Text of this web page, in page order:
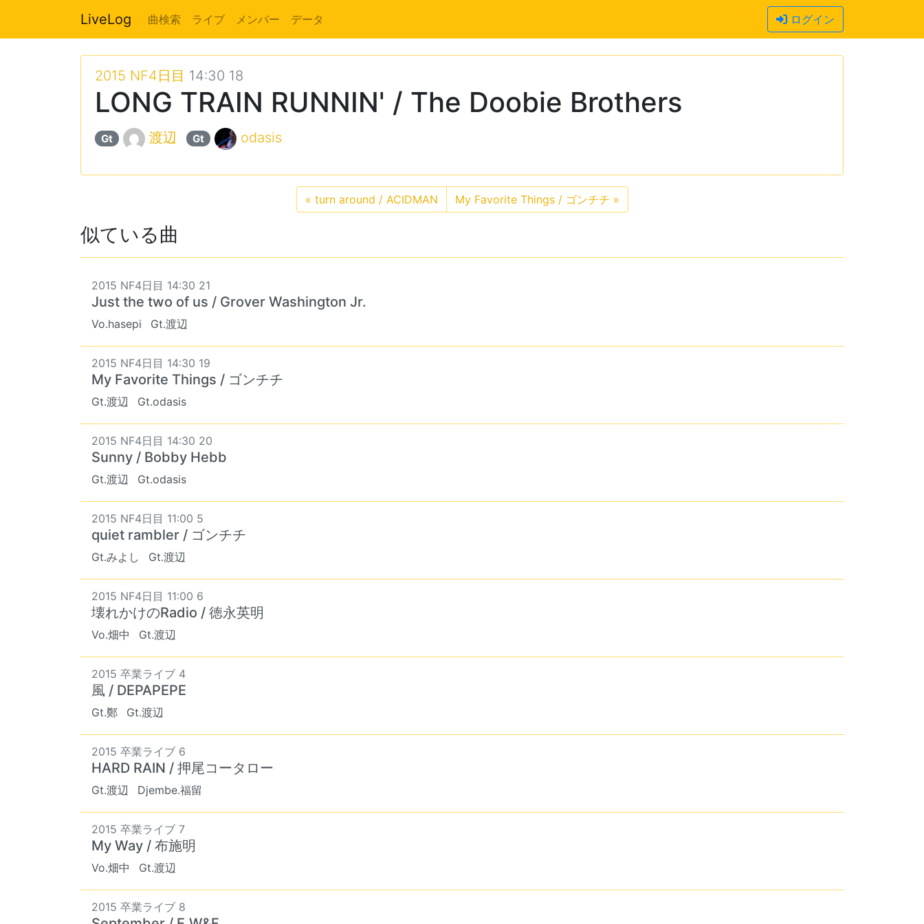
LiveLog 曲検索 ライブ メンバー データ ログイン
2015 NF4日目 14:30 18
LONG TRAIN RUNNIN' / The Doobie Brothers
Gt 渡辺 Gt odasis
« turn around / ACIDMAN My Favorite Things / ゴンチチ »
似ている曲
2015 NF4日目 14:30 21
Just the two of us / Grover Washington Jr.
Vo.hasepi Gt.渡辺
2015 NF4日目 14:30 19
My Favorite Things / ゴンチチ
Gt.渡辺 Gt.odasis
2015 NF4日目 14:30 20
Sunny / Bobby Hebb
Gt.渡辺 Gt.odasis
2015 NF4日目 11:00 5
quiet rambler / ゴンチチ
Gt.みよし Gt.渡辺
2015 NF4日目 11:00 6
壊れかけのRadio / 徳永英明
Vo.畑中 Gt.渡辺
2015 卒業ライブ 4
風 / DEPAPEPE
Gt.鄭 Gt.渡辺
2015 卒業ライブ 6
HARD RAIN / 押尾コータロー
Gt.渡辺 Djembe.福留
2015 卒業ライブ 7
My Way / 布施明
Vo.畑中 Gt.渡辺
2015 卒業ライブ 8